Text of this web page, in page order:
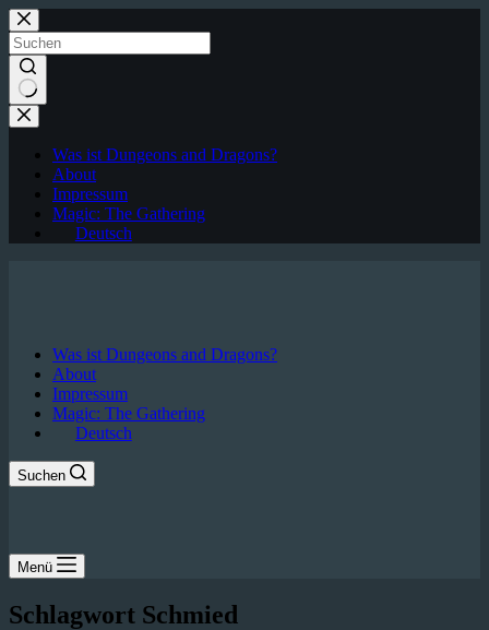
Zum
Inhalt
springen
Keine
Ergebnisse
Was ist Dungeons and Dragons?
About
Impressum
Magic: The Gathering
Deutsch
Was ist Dungeons and Dragons?
About
Impressum
Magic: The Gathering
Deutsch
Suchen
Menü
Schlagwort Schmied